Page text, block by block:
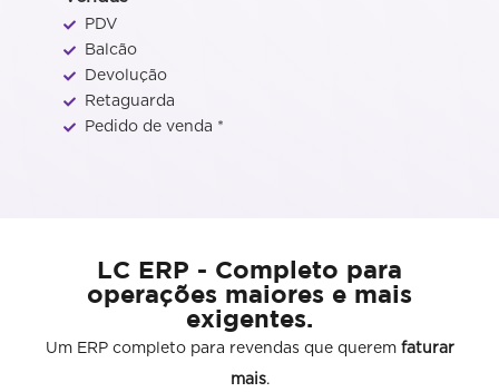
PDV
Balcão
Devolução
Retaguarda
Pedido de venda *
LC ERP - Completo para
operações maiores e mais
exigentes.
Um ERP completo para revendas que querem faturar
mais.